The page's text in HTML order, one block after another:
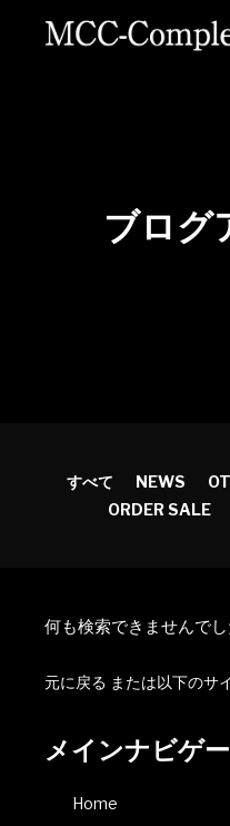
ブログ
すべて NEWS
ORDER SALE
何も検索できませんでし
元に戻る または以下のサ
メインナビゲ
Home